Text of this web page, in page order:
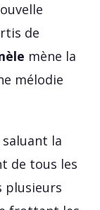
de
mène la
mélodie
saluant la
de tous les
plusieurs